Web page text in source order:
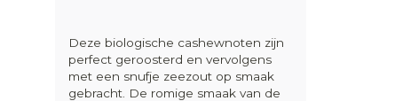
Deze biologische cashewnoten zijn
perfect geroosterd en vervolgens
met een snufje zeezout op smaak
gebracht. De romige smaak van de